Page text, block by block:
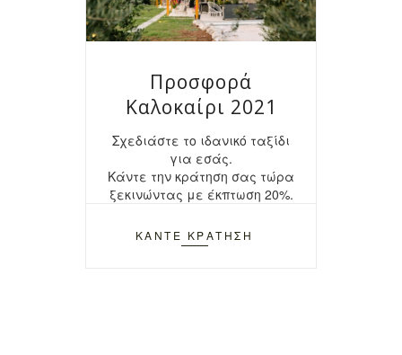
Προσφορά
Καλοκαίρι 2021
Σχεδιάστε το ιδανικό ταξίδι
για εσάς.
Κάντε την κράτηση σας τώρα
ξεκινώντας με έκπτωση 20%.
ΚΑΝΤΕ ΚΡΑΤΗΣΗ